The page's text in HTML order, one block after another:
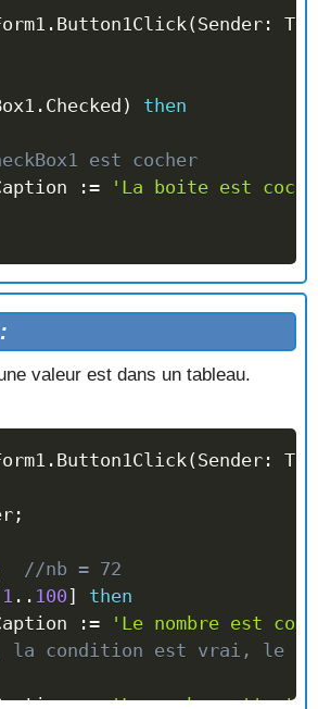
. Button1Click (Sender :
. Checked )
then
est cocher
:=
'La boite est
n'est pas cocher
'La boite n''est
valeur est dans un tableau.
. Button1Click (Sender :
;
//nb = 72
1 .. 100]
then
:=
'Le nombre est
condition est vrai, le
:= 'Le nombre n''est